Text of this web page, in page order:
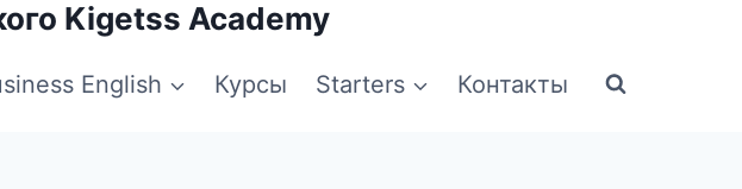
Kigetss Academy
English Курсы Starters Контакты